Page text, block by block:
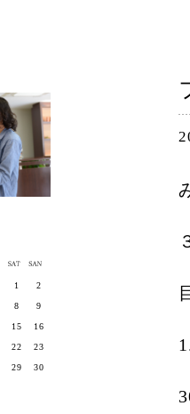
1 2
8 9
15 16
22 23
29 30